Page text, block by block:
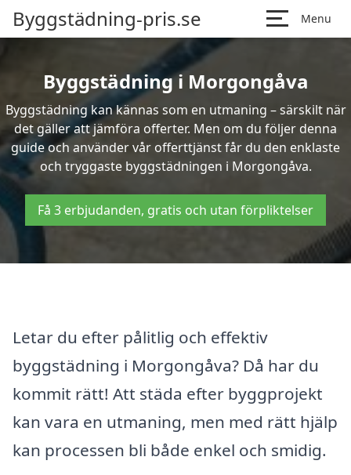
Byggstädning-pris.se Menu
Byggstädning i Morgongåva
Byggstädning kan kännas som en utmaning – särskilt när
det gäller att jämföra offerter. Men om du följer denna
guide och använder vår offerttjänst får du den enklaste
och tryggaste byggstädningen i Morgongåva.
Få 3 erbjudanden, gratis och utan förpliktelser
Letar du efter pålitlig och effektiv
byggstädning i Morgongåva? Då har du
kommit rätt! Att städa efter byggprojekt
kan vara en utmaning, men med rätt hjälp
kan processen bli både enkel och smidig.